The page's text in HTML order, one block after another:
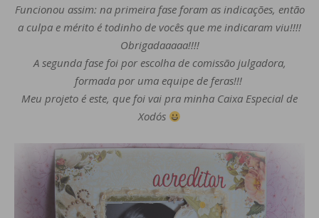
Funcionou assim: na primeira fase foram as indicações, então
a culpa e mérito é todinho de vocês que me indicaram viu!!!!
Obrigadaaaaa!!!!
A segunda fase foi por escolha de comissão julgadora,
formada por uma equipe de feras!!!
Meu projeto é este, que foi vai pra minha Caixa Especial de
Xodós